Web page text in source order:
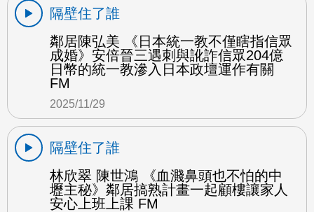
隔壁住了誰
鄰居陳弘美 《日本統一教不僅瞎指信眾
成婚》安倍晉三遇刺與訛詐信眾204億
日幣的統一教滲入日本政壇運作有關
FM
2025/11/29
隔壁住了誰
林欣翠 陳世鴻 《血濺鼻頭也不怕的中
壢主秘》鄰居搞熟計畫一起顧樓讓家人
安心上班上課 FM